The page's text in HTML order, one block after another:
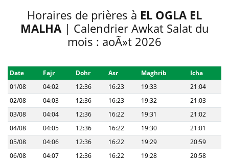
Horaires de prières à EL OGLA EL
MALHA| Calendrier Awkat Salat du
mois : aoÃ»t 2026
Date Fajr Dohr Asr Maghrib
Icha
01/08
04:02 12:36 16:23 19:33
21:04
02/08
04:03 12:36 16:23 19:32
21:03
03/08
04:04 12:36 16:22 19:31
21:02
04/08
04:05 12:36 16:22 19:30
21:01
05/08
04:06 12:36 16:22 19:29
20:59
06/08
04:07 12:36 16:22 19:28
20:58